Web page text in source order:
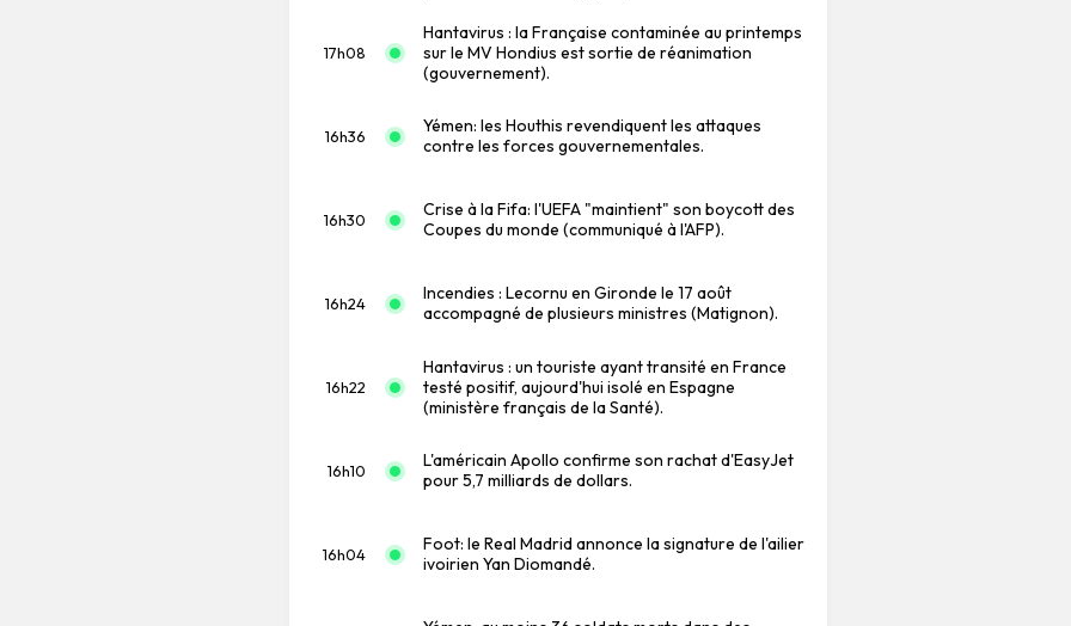
17h08
Hantavirus : la Française contaminée au printemps
sur le MV Hondius est sortie de réanimation
(gouvernement).
16h36
Yémen: les Houthis revendiquent les attaques
contre les forces gouvernementales.
16h30
Crise à la Fifa: l'UEFA "maintient" son boycott des
Coupes du monde (communiqué à l'AFP).
16h24
Incendies : Lecornu en Gironde le 17 août
accompagné de plusieurs ministres (Matignon).
16h22
Hantavirus : un touriste ayant transité en France
testé positif, aujourd'hui isolé en Espagne
(ministère français de la Santé).
16h10
L'américain Apollo confirme son rachat d'EasyJet
pour 5,7 milliards de dollars.
16h04
Foot: le Real Madrid annonce la signature de l'ailier
ivoirien Yan Diomandé.